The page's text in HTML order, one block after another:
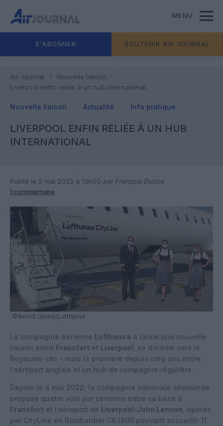
MENU
S'ABONNER SOUTENIR AIR JOURNAL
Air Journal
Nouvelle liaison
Liverpool enfin reliée à un hub international
Nouvelle liaison Actualité Info pratique
LIVERPOOL ENFIN RELIÉE À UN HUB
INTERNATIONAL
Publié le 5 mai 2022 à 13h00 par François Duclos
1 commentaire
©Bernd Gareis/Lufthansa
La compagnie aérienne Lufthansa a lancé une nouvelle
liaison entre Francfort et Liverpool , sa dixième vers le
Royaume-Uni – mais la première depuis cinq ans entre
l’aéroport anglais et un hub de compagnie régulière.
Depuis le 4 mai 2022, la compagnie nationale allemande
propose quatre vols par semaine entre sa base à
Francfort et l’aéroport de Liverpool-John Lennon , opérés
par CityLine en Bombardier CRJ900 pouvant accueillir 11